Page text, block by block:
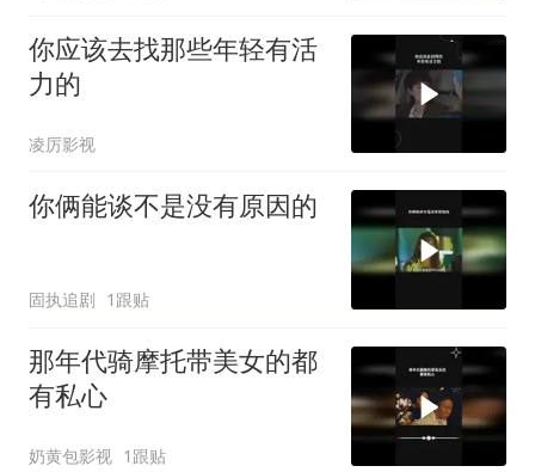
你应该去找那些年轻有活
力的
凌厉影视
你俩能谈不是没有原因的
固执追剧 1跟贴
那年代骑摩托带美女的都
有私心
奶黄包影视 1跟贴